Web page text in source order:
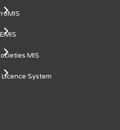
EMIS
MIS
System